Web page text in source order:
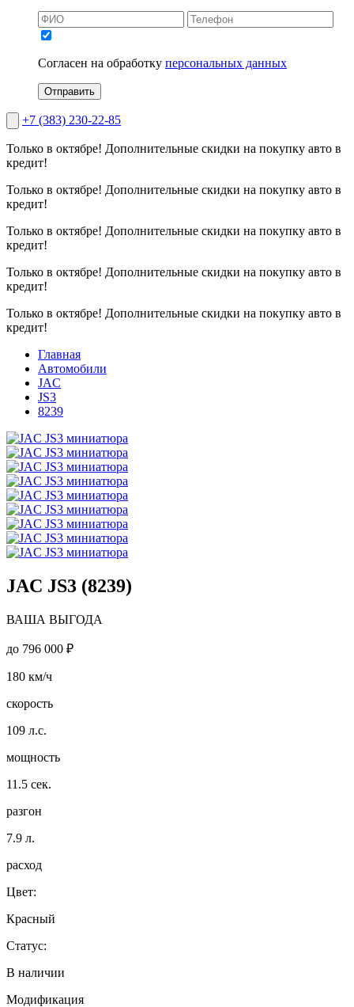
Согласен на обработку персональных данных
Отправить
+7 (383) 230-22-85
Только в октябре! Дополнительные скидки на покупку авто в
кредит!
Только в октябре! Дополнительные скидки на покупку авто в
кредит!
Только в октябре! Дополнительные скидки на покупку авто в
кредит!
Только в октябре! Дополнительные скидки на покупку авто в
кредит!
Только в октябре! Дополнительные скидки на покупку авто в
кредит!
Главная
Автомобили
JAC
JS3
8239
JAC JS3 (8239)
ВАША ВЫГОДА
до 796 000 ₽
180 км/ч
скорость
109 л.с.
мощность
11.5 сек.
разгон
7.9 л.
расход
Цвет:
Красный
Статус:
В наличии
Модификация